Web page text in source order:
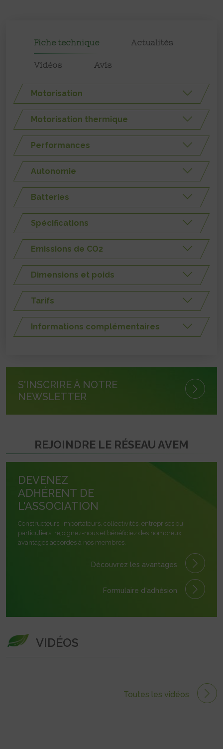
Fiche technique Actualités
Vidéos Avis
Motorisation
Motorisation thermique
Performances
Autonomie
Batteries
Spécifications
Emissions de CO2
Dimensions et poids
Tarifs
Informations complémentaires
S'INSCRIRE À NOTRE
NEWSLETTER
REJOINDRE LE RÉSEAU AVEM
DEVENEZ
ADHÉRENT DE
L'ASSOCIATION
Constructeurs, importateurs, collectivités, entreprises ou
particuliers, rejoignez-nous et bénéficiez des nombreux
avantages accordés à nos membres.
Découvrez les avantages
Formulaire d'adhésion
VIDÉOS
Toutes les vidéos